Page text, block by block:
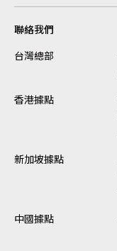
聯絡我們
台灣總部
香港據點
新加坡據點
中國據點